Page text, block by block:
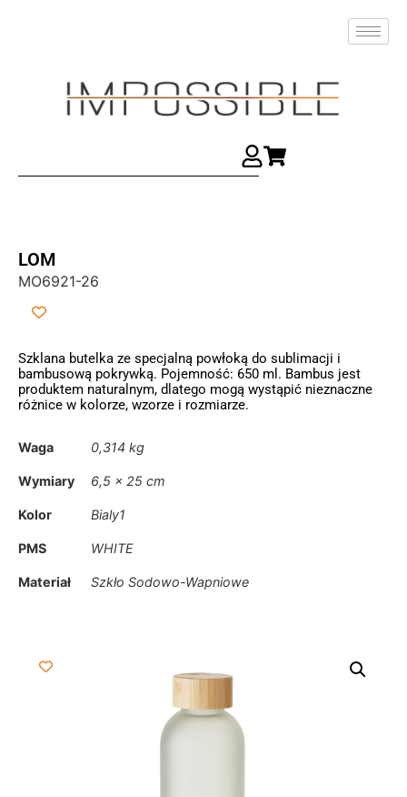
LOM
MO6921-26
Szklana butelka ze specjalną powłoką do sublimacji i
bambusową pokrywką. Pojemność: 650 ml. Bambus jest
produktem naturalnym, dlatego mogą wystąpić nieznaczne
różnice w kolorze, wzorze i rozmiarze.
Waga 0,314 kg
Wymiary 6,5 × 25 cm
Kolor Bialy1
PMS WHITE
Materiał Szkło Sodowo-Wapniowe